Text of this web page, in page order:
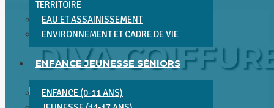
TERRITOIRE
EAU ET ASSAINISSEMENT
ENVIRONNEMENT ET CADRE DE VIE
ENFANCE JEUNESSE SÉNIORS
ENFANCE (0-11 ANS)
DIVA
Vous êtes ici :